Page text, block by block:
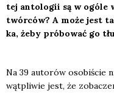
tej anto­lo­gii są w ogó­le
twór­ców? A może jest
ka, żeby pró­bo­wać go
Na 39 auto­rów oso­bi­ście
wąt­pli­wie jest, że